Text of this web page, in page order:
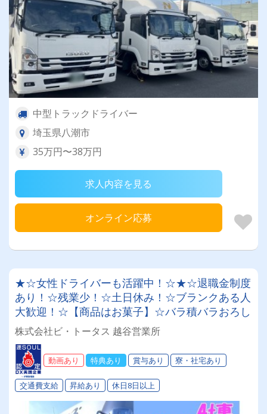
中型トラックドライバー
埼玉県八潮市
35万円〜38万円
求人内容を見る
オンライン応募
★☆女性ドライバーも活躍中！☆★☆退職金制度
あり！☆残業少！☆土日休み！☆ブランクある人
大歓迎！☆【商品はお菓子】☆バラ積バラおろし
株式会社ビ・トータス 越谷営業所
動画あり 特典あり 賞与あり 寮・社宅あり
交通費支給 昇給あり 休日8日以上